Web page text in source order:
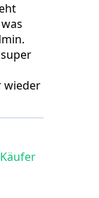
wieder